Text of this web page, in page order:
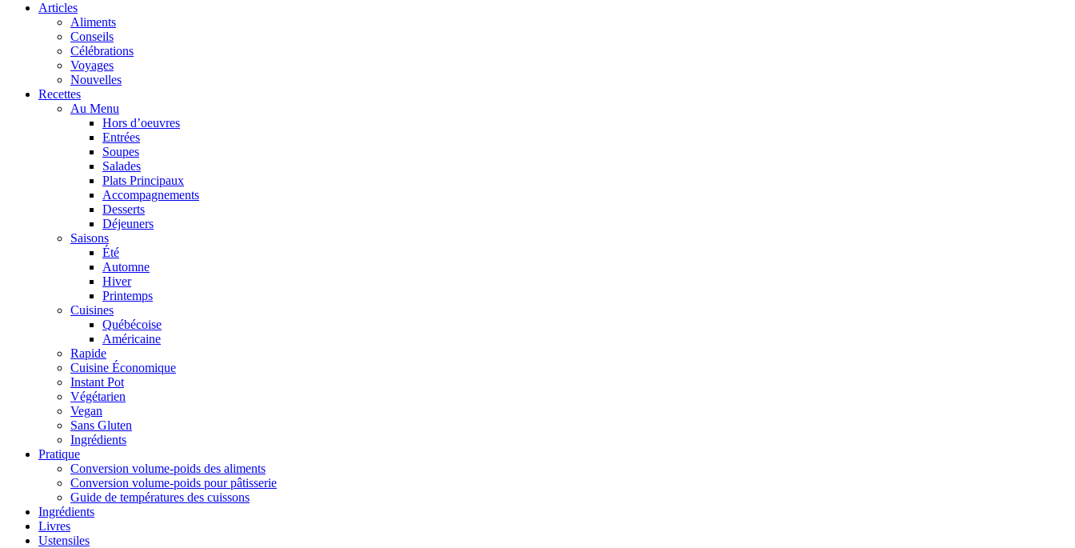
Articles
Aliments
Conseils
Célébrations
Voyages
Nouvelles
Recettes
Au Menu
Hors d’oeuvres
Entrées
Soupes
Salades
Plats Principaux
Accompagnements
Desserts
Déjeuners
Saisons
Été
Automne
Hiver
Printemps
Cuisines
Québécoise
Américaine
Rapide
Cuisine Économique
Instant Pot
Végétarien
Vegan
Sans Gluten
Ingrédients
Pratique
Conversion volume-poids des aliments
Conversion volume-poids pour pâtisserie
Guide de températures des cuissons
Ingrédients
Livres
Ustensiles